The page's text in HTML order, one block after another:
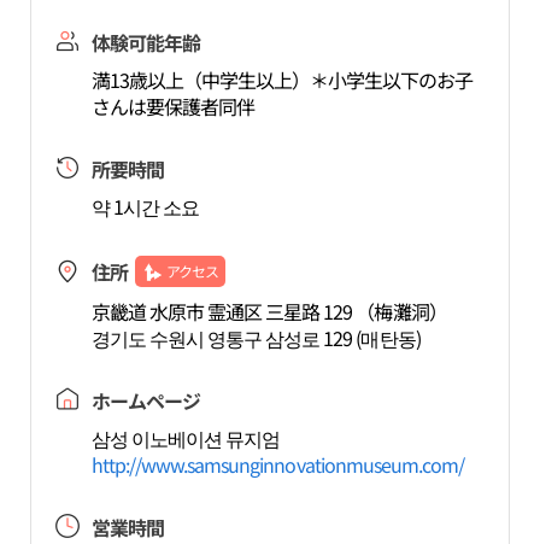
体験可能年齢
満13歳以上（中学生以上）＊小学生以下のお子
さんは要保護者同伴
所要時間
약 1시간 소요
住所 アクセス
京畿道 水原市 霊通区 三星路 129 （梅灘洞）
경기도 수원시 영통구 삼성로 129 (매탄동)
ホームページ
삼성 이노베이션 뮤지엄
http://www.samsunginnovationmuseum.com/
営業時間